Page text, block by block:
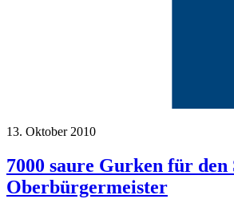
13. Oktober 2010
7000 saure Gurken für
Oberbürgermeister